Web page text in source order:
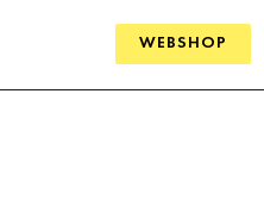
WEBSHOP